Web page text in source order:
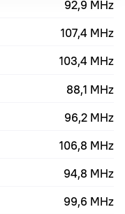
92,9 MHz
107,4 MHz
103,4 MHz
88,1 MHz
96,2 MHz
106,8 MHz
94,8 MHz
99,6 MHz